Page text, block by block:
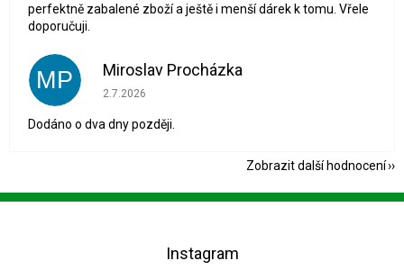
perfektně zabalené zboží a ještě i menší dárek k tomu. Vřele
doporučuji.
MP Miroslav Procházka
Hodnocení obchodu je 1 z 5 hvězdiček.
2.7.2026
Dodáno o dva dny později.
Zobrazit další hodnocení
Z
Instagram